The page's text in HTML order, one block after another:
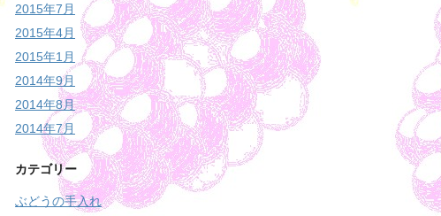
2015年7月
2015年4月
2015年1月
2014年9月
2014年8月
2014年7月
カテゴリー
ぶどうの手入れ